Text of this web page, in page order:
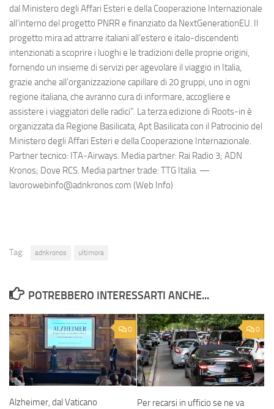
dal Ministero degli Affari Esteri e della Cooperazione Internazionale
all’interno del progetto PNRR e finanziato da NextGenerationEU. Il
progetto mira ad attrarre italiani all’estero e italo-discendenti
intenzionati a scoprire i luoghi e le tradizioni delle proprie origini,
fornendo un insieme di servizi per agevolare il viaggio in Italia,
grazie anche all’organizzazione capillare di 20 gruppi, uno in ogni
regione italiana, che avranno cura di informare, accogliere e
assistere i viaggiatori delle radici". La terza edizione di Roots-in è
organizzata da Regione Basilicata, Apt Basilicata con il Patrocinio del
Ministero degli Affari Esteri e della Cooperazione Internazionale.
Partner tecnico: ITA-Airways. Media partner: Rai Radio 3; ADN
Kronos; Dove RCS. Media partner trade: TTG Italia. —
lavorowebinfo@adnkronos.com (Web Info)
Tag: adnkronos ultimora
POTREBBERO INTERESSARTI ANCHE...
0
Alzheimer, dal Vaticano
0
Per recarsi in ufficio se ne va